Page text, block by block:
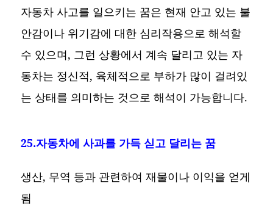
자동차 사고를 일으키는 꿈은 현재 안고 있는 불
안감이나 위기감에 대한 심리작용으로 해석할
수 있으며, 그런 상황에서 계속 달리고 있는 자
동차는 정신적, 육체적으로 부하가 많이 걸려있
는 상태를 의미하는 것으로 해석이 가능합니다.
25.자동차에 사과를 가득 싣고 달리는 꿈
생산, 무역 등과 관련하여 재물이나 이익을 얻게
됨